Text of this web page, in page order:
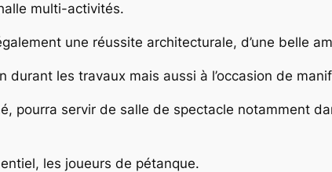
multi-activités.
une réussite architecturale, d’une belle
durant les travaux mais aussi à l’occasion de
pourra servir de salle de spectacle notamment
les joueurs de pétanque.